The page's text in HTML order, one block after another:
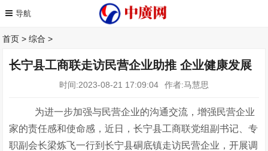
首页 >综合 >
长宁县工商联走访民营企业助推 企业健康发展
时间:2023-08-21 17:09:04 作者:马慧思
为进一步加强与民营企业的沟通交流，增强民营企业
家的责任感和使命感，近日，长宁县工商联党组副书记、专
职副会长梁炼飞一行到长宁县硐底镇走访民营企业，开展调